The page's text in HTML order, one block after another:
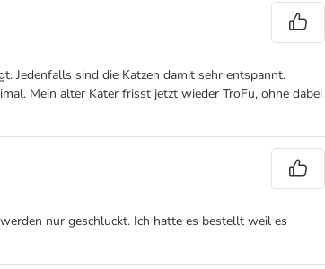
Jedenfalls sind die Katzen damit sehr entspannt.
Mein alter Kater frisst jetzt wieder TroFu, ohne dabei
nur geschluckt. Ich hatte es bestellt weil es